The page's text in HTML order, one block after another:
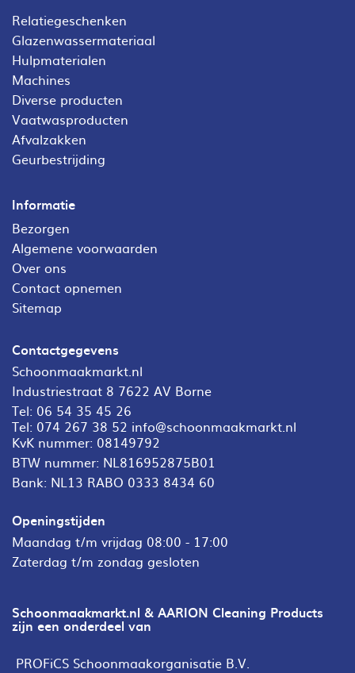
Relatiegeschenken
Glazenwassermateriaal
Hulpmaterialen
Machines
Diverse producten
Vaatwasproducten
Afvalzakken
Geurbestrijding
Informatie
Bezorgen
Algemene voorwaarden
Over ons
Contact opnemen
Sitemap
Contactgegevens
Schoonmaakmarkt.nl
Industriestraat 8 7622 AV Borne
Tel: 06 54 35 45 26
Tel: 074 267 38 52 info@schoonmaakmarkt.nl
KvK nummer: 08149792
BTW nummer: NL816952875B01
Bank: NL13 RABO 0333 8434 60
Openingstijden
Maandag t/m vrijdag 08:00 - 17:00
Zaterdag t/m zondag gesloten
Schoonmaakmarkt.nl & AARION Cleaning Products
zijn een onderdeel van
PROFiCS Schoonmaakorganisatie B.V.